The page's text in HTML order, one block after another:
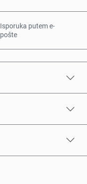
Isporuka putem e-
pošte